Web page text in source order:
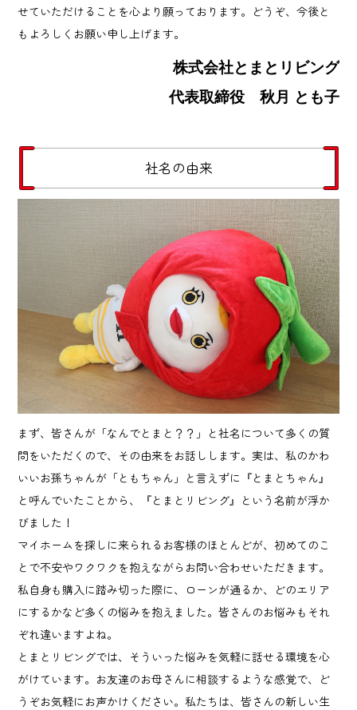
せていただけることを心より願っております。どうぞ、今後と
もよろしくお願い申し上げます。
株式会社とまとリビング
代表取締役 秋月 とも子
社名の由来
まず、皆さんが「なんでとまと？？」と社名について多くの質
問をいただくので、その由来をお話しします。実は、私のかわ
いいお孫ちゃんが「ともちゃん」と言えずに『とまとちゃん』
と呼んでいたことから、『とまとリビング』という名前が浮か
びました！
マイホームを探しに来られるお客様のほとんどが、初めてのこ
とで不安やワクワクを抱えながらお問い合わせいただきます。
私自身も購入に踏み切った際に、ローンが通るか、どのエリア
にするかなど多くの悩みを抱えました。皆さんのお悩みもそれ
ぞれ違いますよね。
とまとリビングでは、そういった悩みを気軽に話せる環境を心
がけています。お友達のお母さんに相談するような感覚で、ど
うぞお気軽にお声かけください。私たちは、皆さんの新しい生